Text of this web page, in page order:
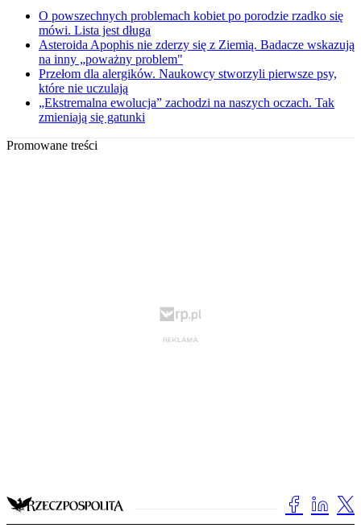
O powszechnych problemach kobiet po porodzie rzadko się
mówi. Lista jest długa
Asteroida Apophis nie zderzy się z Ziemią. Badacze wskazują
na inny „poważny problem"
Przełom dla alergików. Naukowcy stworzyli pierwsze psy,
które nie uczulają
„Ekstremalna ewolucja” zachodzi na naszych oczach. Tak
zmieniają się gatunki
Promowane treści